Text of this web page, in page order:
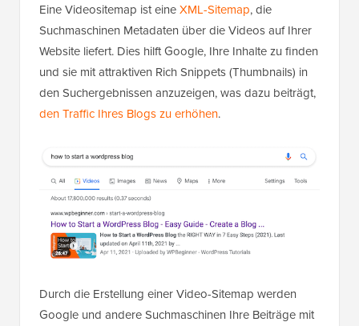
Eine Videositemap ist eineXML-Sitemap, die
Suchmaschinen Metadaten über die Videos auf Ihrer
Website liefert. Dies hilft Google, Ihre Inhalte zu finden
und sie mit attraktiven Rich Snippets (Thumbnails) in
den Suchergebnissen anzuzeigen, was dazu beiträgt,
den Traffic Ihres Blogs zu erhöhen.
Durch die Erstellung einer Video-Sitemap werden
Google und andere Suchmaschinen Ihre Beiträge mit